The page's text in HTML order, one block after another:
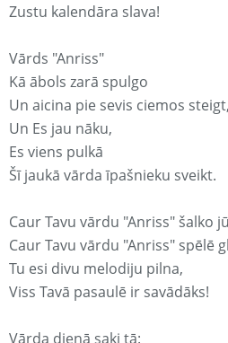
Zustu kalendāra slava!
Vārds "Anriss"
Kā ābols zarā spulgo
Un aicina pie sevis ciemos steigt,
Un Es jau nāku,
Es viens pulkā
Šī jaukā vārda īpašnieku sveikt.
Caur Tavu vārdu "Anriss" šalko
Caur Tavu vārdu "Anriss" spēlē
Tu esi divu melodiju pilna,
Viss Tavā pasaulē ir savādāks!
Vārda dienā saki tā: